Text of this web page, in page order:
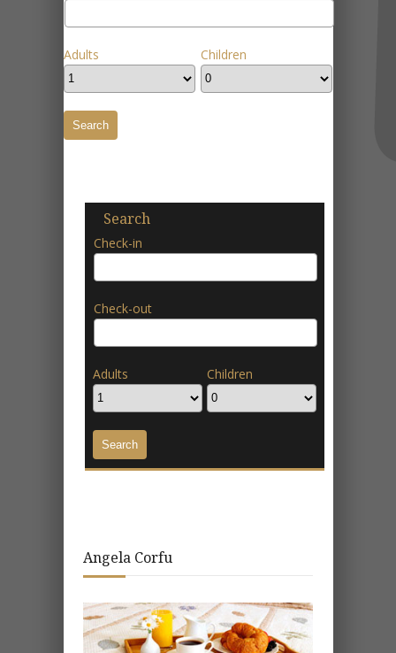
Adults Children
Search
Check-in
Check-out
Adults Children
Angela Corfu